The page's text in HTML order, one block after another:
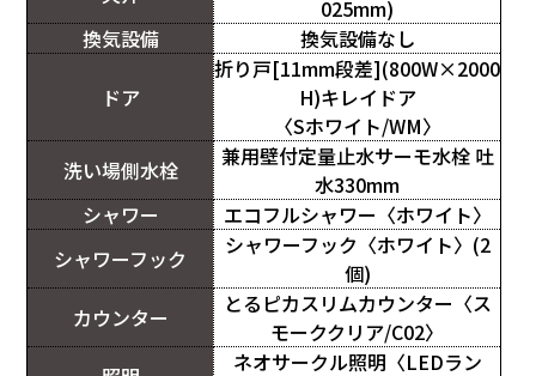
025mm)
換気設備
換気設備なし
ドア
折り戸[11mm段差](800W×2000
H)キレイドア
〈Sホワイト/WM〉
洗い場側水栓
兼用壁付定量止水サーモ水栓 吐
水330mm
シャワー
エコフルシャワー〈ホワイト〉
シャワーフック
シャワーフック〈ホワイト〉(2
個)
カウンター
とるピカスリムカウンター〈ス
モーククリア/C02〉
ネオサークル照明〈LEDラン